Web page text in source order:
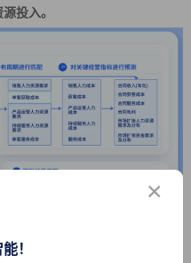
投入。
！
×